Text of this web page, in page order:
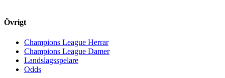
Övrigt
Champions League Herrar
Champions League Damer
Landslagsspelare
Odds